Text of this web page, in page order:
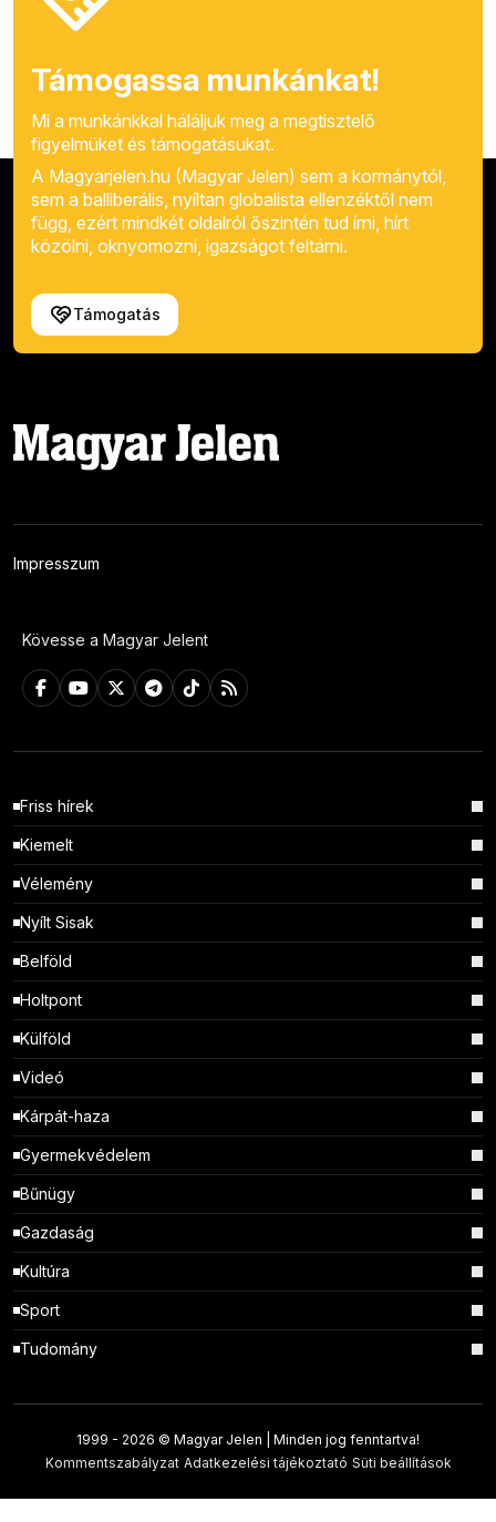
Támogassa munkánkat!
Mi a munkánkkal háláljuk meg a megtisztelő
figyelmüket és támogatásukat.
A Magyarjelen.hu (Magyar Jelen) sem a kormánytól,
sem a balliberális, nyíltan globalista ellenzéktől nem
függ, ezért mindkét oldalról őszintén tud írni, hírt
közölni, oknyomozni, igazságot feltárni.
Támogatás
Impresszum
Kövesse a Magyar Jelent
Friss hírek
Kiemelt
Vélemény
Nyílt Sisak
Belföld
Holtpont
Külföld
Videó
Kárpát-haza
Gyermekvédelem
Bűnügy
Gazdaság
Kultúra
Sport
Tudomány
1999 - 2026 © Magyar Jelen | Minden jog fenntartva!
Kommentszabályzat Adatkezelési tájékoztató Süti beállítások